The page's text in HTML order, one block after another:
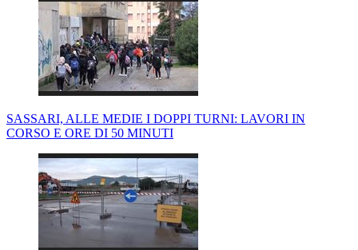
SASSARI, ALLE MEDIE I DOPPI TURNI: LAVORI IN
CORSO E ORE DI 50 MINUTI